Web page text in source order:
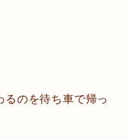
のを待ち車で帰っ